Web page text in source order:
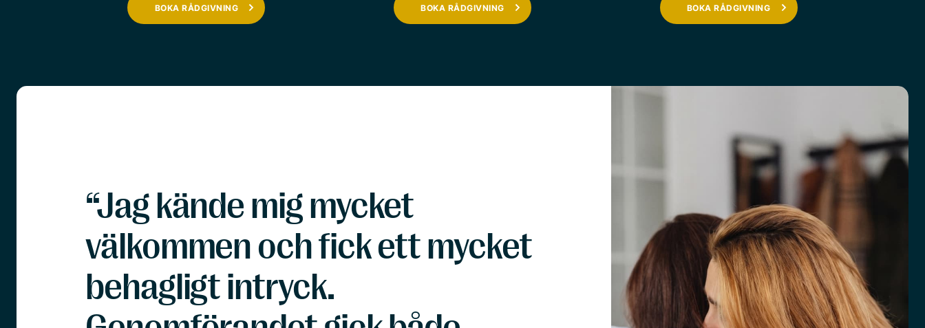
BOKA RÅDGIVNING BOKA RÅDGIVNING BOKA RÅDGIVNING
“Jag kände mig mycket
välkommen och fick ett mycket
behagligt intryck.